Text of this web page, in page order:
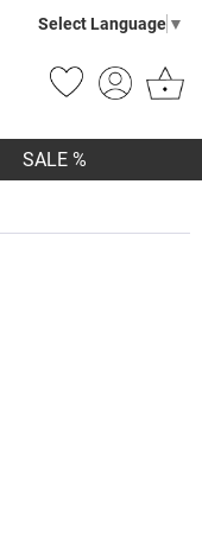
Select Language ▼
SALE %